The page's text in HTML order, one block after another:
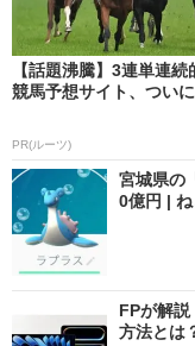
【話題沸騰】3連単連続
競馬予想サイト、つい
PR(ルーツ)
宮城県の
0億円 |
FPが解
方法とは